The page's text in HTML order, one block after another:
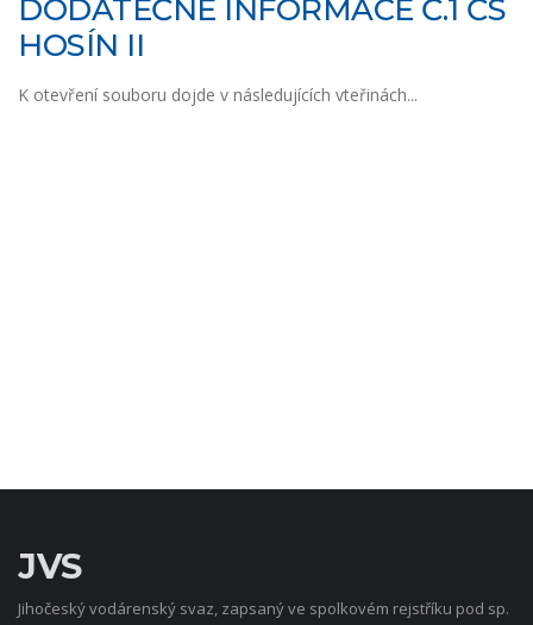
DODATEČNÉ INFORMACE Č.1 ČS
HOSÍN II
K otevření souboru dojde v následujících vteřinách...
JVS
Jihočeský vodárenský svaz, zapsaný ve spolkovém rejstříku pod sp.